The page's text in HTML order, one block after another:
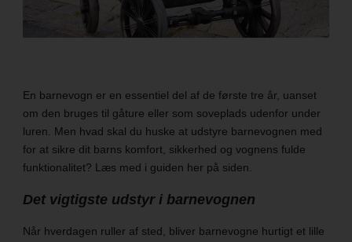
En barnevogn er en essentiel del af de første tre år, uanset
om den bruges til gåture eller som soveplads udenfor under
luren. Men hvad skal du huske at udstyre barnevognen med
for at sikre dit barns komfort, sikkerhed og vognens fulde
funktionalitet? Læs med i guiden her på siden.
Det vigtigste udstyr i barnevognen
Når hverdagen ruller af sted, bliver barnevogne hurtigt et lille